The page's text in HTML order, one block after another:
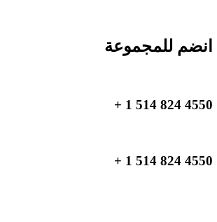
انضم للمجموعة
4550 824 514 1 +
4550 824 514 1 +